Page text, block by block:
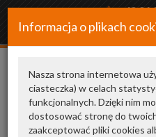
+48 34
Informacja o plikach
Nasza strona internetowa
ciasteczka) w celach
funkcjonalnych. Dzięki nim
dostosować stronę do
zaakceptować pliki cookies
Kategoria Producent
USŁUGA 1